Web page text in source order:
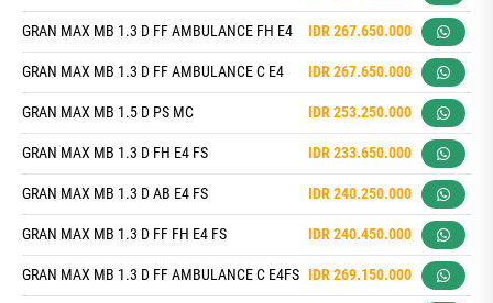
GRAN MAX MB 1.3 D FF AMBULANCE FH E4 IDR 267.650.000
GRAN MAX MB 1.3 D FF AMBULANCE C E4 IDR 267.650.000
GRAN MAX MB 1.5 D PS MC IDR 253.250.000
GRAN MAX MB 1.3 D FH E4 FS IDR 233.650.000
GRAN MAX MB 1.3 D AB E4 FS IDR 240.250.000
GRAN MAX MB 1.3 D FF FH E4 FS IDR 240.450.000
GRAN MAX MB 1.3 D FF AMBULANCE C E4FS IDR 269.150.000